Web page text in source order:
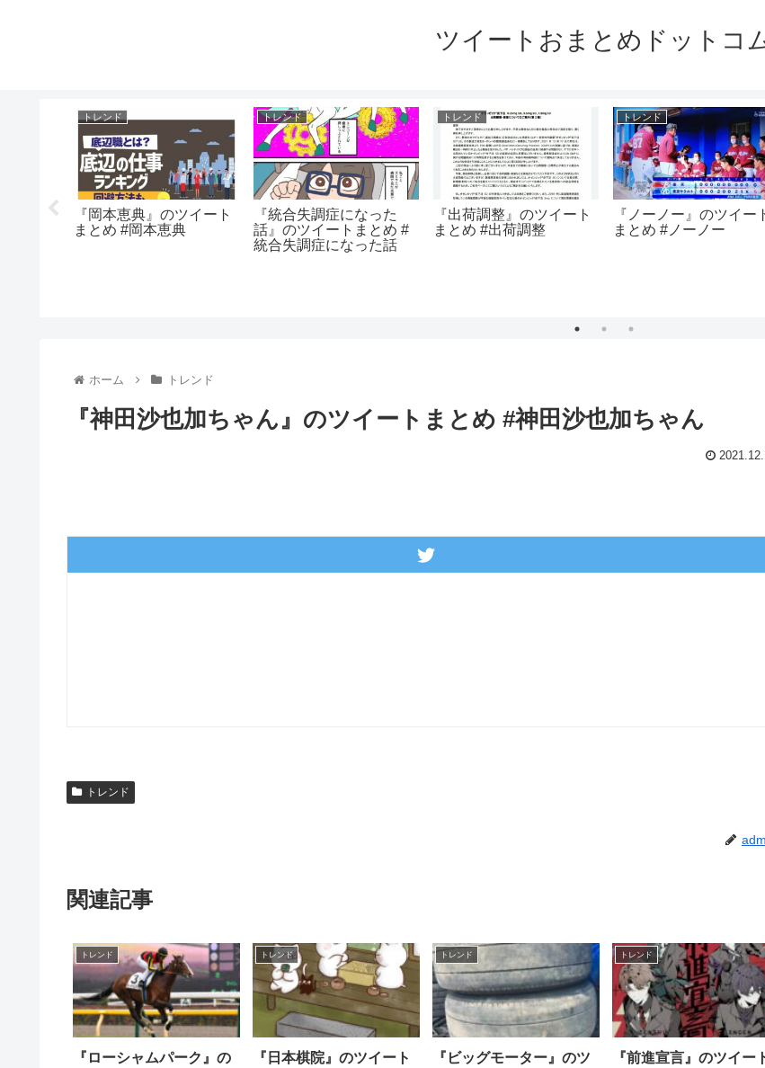
ツイートおまとめドットコ
イート
トレンド
『岡本恵典』のツイート
まとめ #岡本恵典
トレンド
『統合失調症になった
話』のツイートまとめ #
統合失調症になった話
トレンド
『出荷調整』のツイート
まとめ #出荷調整
トレンド
『ノーノー』のツイー
まとめ #ノーノー
ホーム トレンド
『神田沙也加ちゃん』のツイートまとめ #神田沙也加ちゃん
トレンド
関連記事
トレンド
『ローシャムパーク』の
トレンド
『日本棋院』のツイート
トレンド
『ビッグモーター』のツ
トレンド
『前進宣言』のツイー